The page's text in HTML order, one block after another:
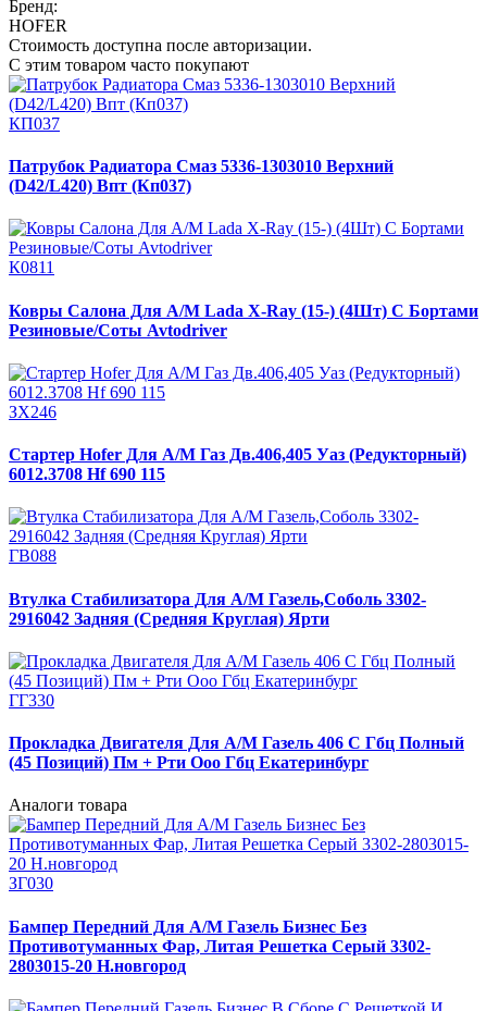
Бренд:
HOFER
Стоимость доступна после авторизации.
С этим товаром часто покупают
КП037
Патрубок Радиатора Смаз 5336-1303010 Верхний
(D42/L420) Впт (Кп037)
К0811
Ковры Салона Для А/М Lada X-Ray (15-) (4Шт) С Бортами
Резиновые/Соты Avtodriver
ЗХ246
Стартер Hofer Для А/М Газ Дв.406,405 Уаз (Редукторный)
6012.3708 Hf 690 115
ГВ088
Втулка Стабилизатора Для А/М Газель,Соболь 3302-
2916042 Задняя (Средняя Круглая) Ярти
ГГ330
Прокладка Двигателя Для А/М Газель 406 С Гбц Полный
(45 Позиций) Пм + Рти Ооо Гбц Екатеринбург
Аналоги товара
ЗГ030
Бампер Передний Для А/М Газель Бизнес Без
Противотуманных Фар, Литая Решетка Серый 3302-
2803015-20 Н.новгород